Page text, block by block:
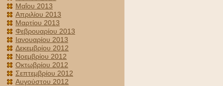
Μαΐου 2013
Απριλίου 2013
Μαρτίου 2013
Φεβρουαρίου 2013
Ιανουαρίου 2013
Δεκεμβρίου 2012
Νοεμβρίου 2012
Οκτωβρίου 2012
Σεπτεμβρίου 2012
Αυγούστου 2012